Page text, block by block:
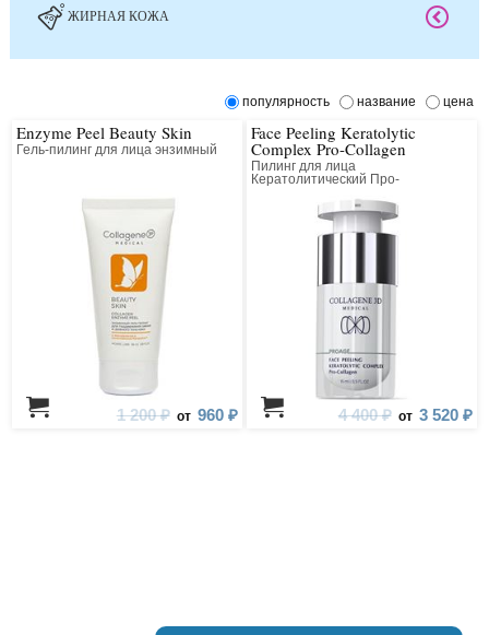
ЖИРНАЯ КОЖА
популярность название цена
Enzyme Peel Beauty Skin
Гель-пилинг для лица энзимный
1 200 ₽ от 960 ₽
Face Peeling Keratolytic
Complex Pro-Collagen
Пилинг для лица
Кератолитический Про-
4 400 ₽ от 3 520 ₽